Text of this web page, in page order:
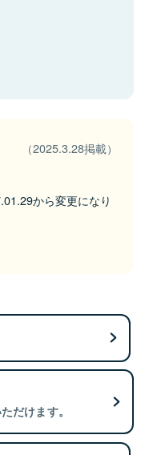
（2025.3.28掲載）
から変更になり
だけます。